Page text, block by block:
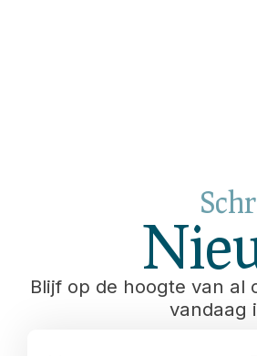
Blijf op de hoogte van al
vandaag